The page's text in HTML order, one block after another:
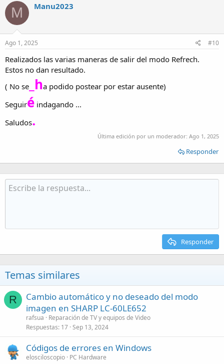
M Manu2023
Ago 1, 2025 #10
Realizados las varias maneras de salir del modo Refrech.
Estos no dan resultado.
( No se
_ha podido postear por estar ausente)
Seguiré indagando ...
Saludos.
Última edición por un moderador: Ago 1, 2025
Responder
Responder
Temas similares
R
Cambio automático y no deseado del modo
imagen en SHARP LC-60LE652
rafsua
Reparación de TV y equipos de Video
Respuestas 17 Sep 13, 2024
Códigos de errores en Windows
elosciloscopio PC Hardware